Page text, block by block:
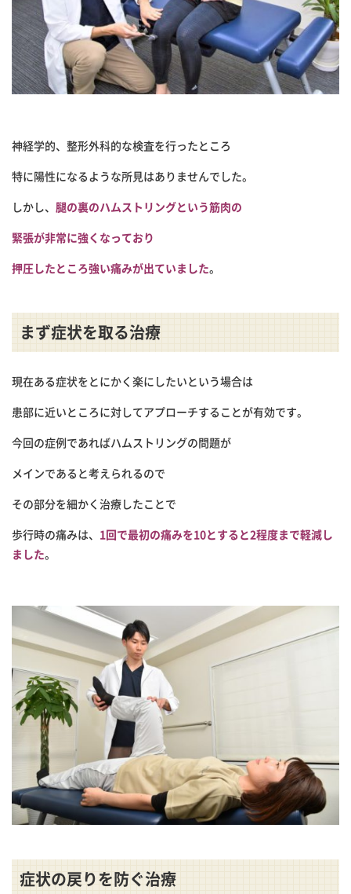
神経学的、整形外科的な検査を行ったところ
特に陽性になるような所見はありませんでした。
しかし、 腿の裏のハムストリングという筋肉の
緊張が非常に強くなっており
押圧したところ強い痛みが出ていました。
まず症状を取る治療
現在ある症状をとにかく楽にしたいという場合は
患部に近いところに対してアプローチすることが有効です。
今回の症例であればハムストリングの問題が
メインであると考えられるので
その部分を細かく治療したことで
歩行時の痛みは、 1回で最初の痛みを10とすると2程度まで軽減し
ました。
症状の戻りを防ぐ治療